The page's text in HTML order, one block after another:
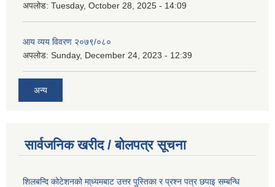
अपलोड: Tuesday, October 28, 2025 - 14:09
आय व्यय विवरण २०७९/०८०
अपलोड: Sunday, December 24, 2023 - 12:39
अन्य
सार्वजनिक खरीद / बोलपत्र सूचना
शिलबन्दि कोटेशनको मा्ध्यमबाट उत्तर पुस्तिका र प्रश्न पत्र छपाइ सम्बन्धि